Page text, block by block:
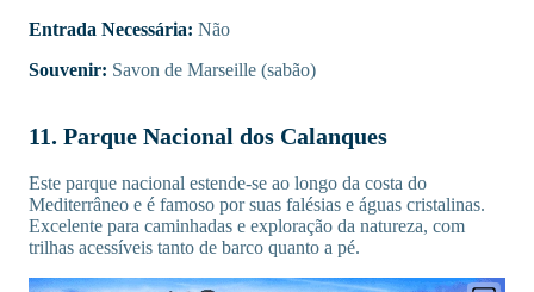
Entrada Necessária: Não
Souvenir: Savon de Marseille (sabão)
11. Parque Nacional dos Calanques
Este parque nacional estende-se ao longo da costa do
Mediterrâneo e é famoso por suas falésias e águas cristalinas.
Excelente para caminhadas e exploração da natureza, com
trilhas acessíveis tanto de barco quanto a pé.